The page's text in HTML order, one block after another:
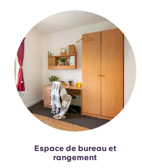
Espace de bureau et
rangement